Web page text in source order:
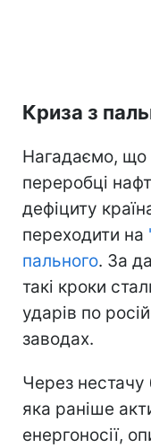
Криза з
Нагадаємо, що
переробці
дефіциту
переходити на
пального. За
такі кроки
ударів по
заводах.
Через нестачу
яка раніше
енергоносії,